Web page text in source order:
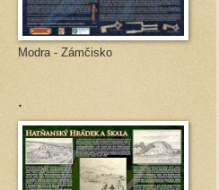
Modra - Zámčisko
.